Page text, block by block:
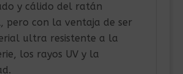
y cálido del ratán
pero con la ventaja de ser
ultra resistente a la
los rayos UV y la